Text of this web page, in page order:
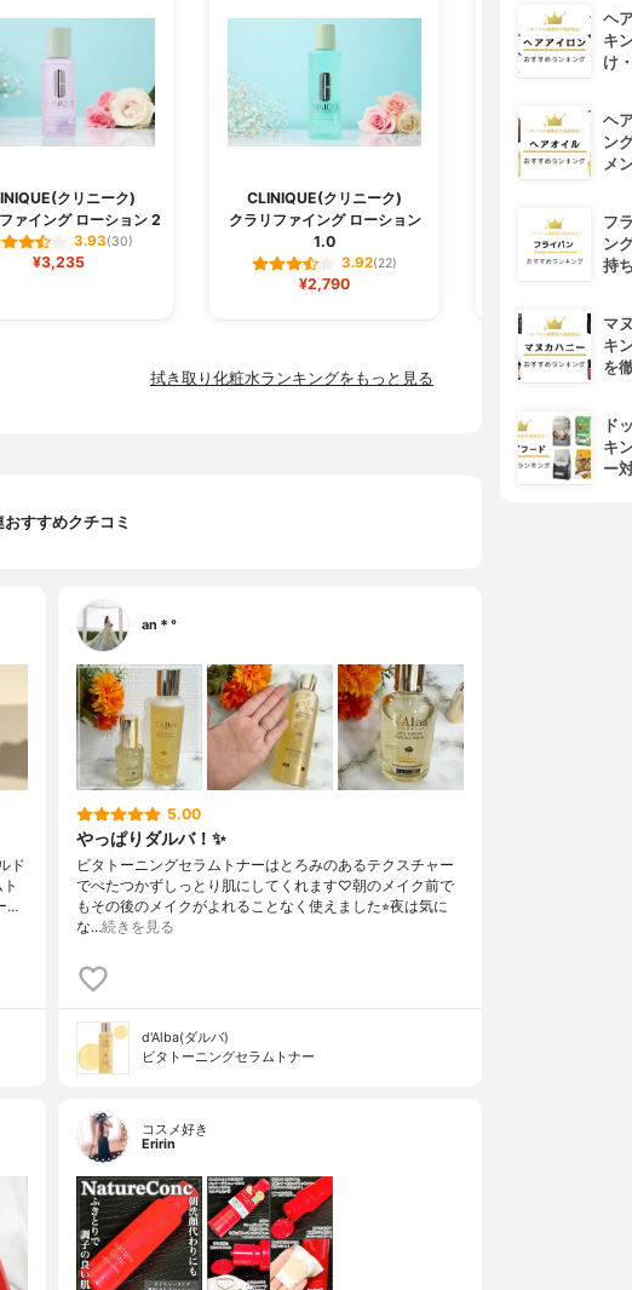
クリニーク)
ァイング ローション 2
3.93(30)
¥3,235
CLINIQUE(クリニーク)
クラリファイング ローション
1.0
3.92(22)
¥2,790
薬用 クリアロー
3.90
拭き取り化粧水ランキングをもっと見る
おすすめクチコミ
ド
…
an＊°
5.00
やっぱりダルバ！✨
ビタトーニングセラムトナーはとろみのあるテクスチャー
でべたつかずしっとり肌にしてくれます♡朝のメイク前で
もその後のメイクがよれることなく使えました⭐︎夜は気に
な…続きを見る
d'Alba(ダルバ)
ビタトーニングセラムトナー
コスメ好き
Eririn
ヘ
キ
け
ヘ
ン
メ
フ
ン
持
マ
キ
を
ド
キ
ー